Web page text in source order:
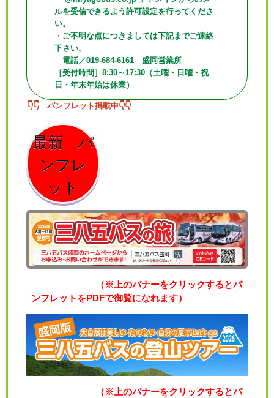
ルを受信できるよう許可設定を行ってくださ
い。
・ご不明な点につきましては下記までご連絡
下さい。
電話／019-684-6161 盛岡営業所
［受付時間］8:30～17:30（土曜・日曜・祝
日・年末年始は休業）
👇👇 パンフレット掲載中👇👇
最新 パ
ンフレ
ット
（※上のバナーをクリックするとパ
ンフレットをPDFで御覧になれます）
（※上のバナーをクリックするとパ